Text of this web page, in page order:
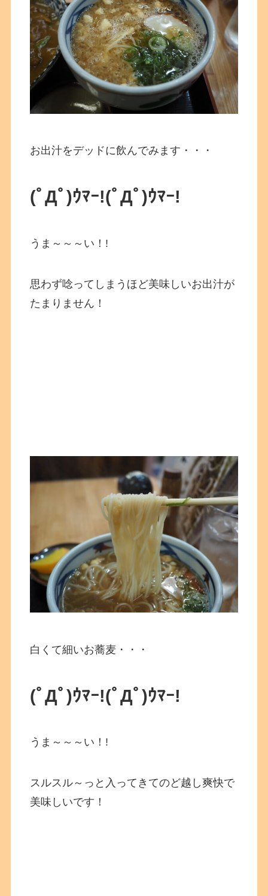
お出汁をデッドに飲んでみます・・・
(ﾟДﾟ)ｳﾏｰ!(ﾟДﾟ)ｳﾏｰ!
うま～～～い！!
思わず唸ってしまうほど美味しいお出汁が
たまりません！
白くて細いお蕎麦・・・
(ﾟДﾟ)ｳﾏｰ!(ﾟДﾟ)ｳﾏｰ!
うま～～～い！!
スルスル～っと入ってきてのど越し爽快で
美味しいです！